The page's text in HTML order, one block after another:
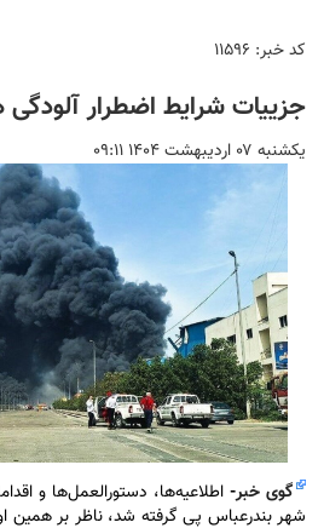
کد خبر: ۱۱۵۹۶
جزییات شرایط اضطرار آلودگی
يكشنبه ۰۷ ارديبهشت ۱۴۰۴ ۰۹:۱۱
گوی خبر- اطلاعیه‌ها، دستورالعمل‌ها و
شهر بندرعباس پی گرفته شد، ناظر بر همین